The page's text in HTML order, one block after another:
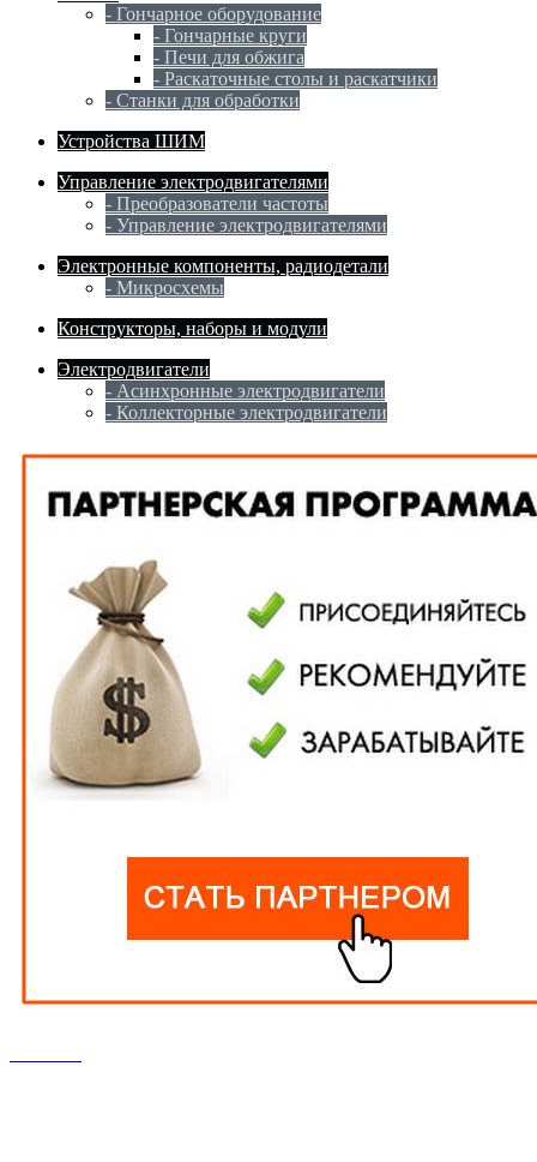
- Гончарное оборудование
- Гончарные круги
- Печи для обжига
- Раскаточные столы и раскатчики
- Станки для обработки
Устройства ШИМ
Управление электродвигателями
- Преобразователи частоты
- Управление электродвигателями
Электронные компоненты, радиодетали
- Микросхемы
Конструкторы, наборы и модули
Электродвигатели
- Асинхронные электродвигатели
- Коллекторные электродвигатели